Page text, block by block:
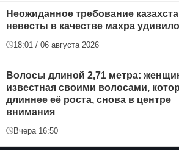
Неожиданное требование
невесты в качестве махра
18:01 / 06 августа 2026
Волосы длиной 2,71 метра:
известная своими волосами,
длиннее её роста, снова в центре
внимания
Вчера 16:50